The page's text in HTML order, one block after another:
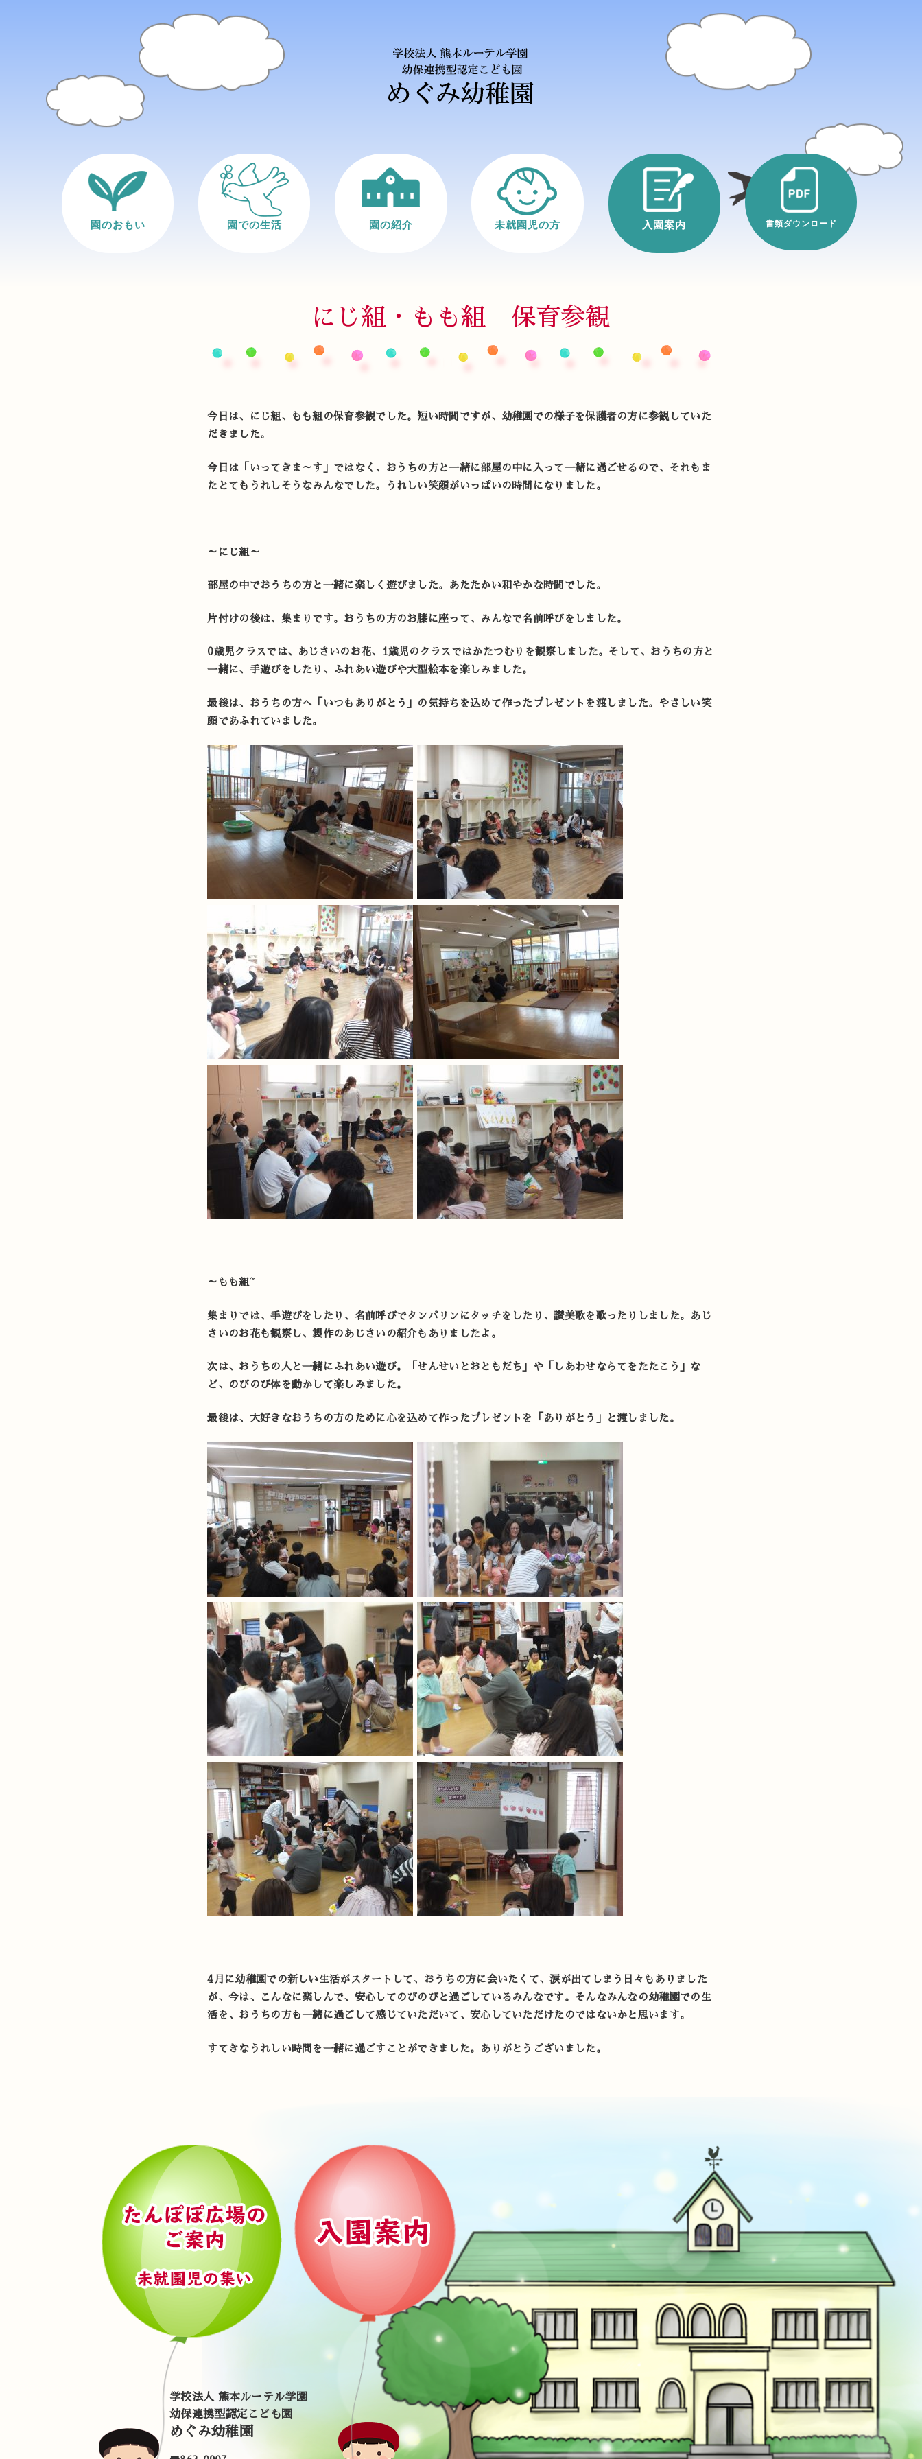
園のおもい 園での生活 園の紹介 未就園児の方 入園案内 書類ダウンロード
にじ組・もも組 保育参観
今日は、にじ組、もも組の保育参観でした。短い時間ですが、幼稚園での様子を保護者の方に参観していた
だきました。
今日は「いってきま～す」ではなく、おうちの方と一緒に部屋の中に入って一緒に過ごせるので、それもま
たとてもうれしそうなみんなでした。うれしい笑顔がいっぱいの時間になりました。
～にじ組～
部屋の中でおうちの方と一緒に楽しく遊びました。あたたかい和やかな時間でした。
片付けの後は、集まりです。おうちの方のお膝に座って、みんなで名前呼びをしました。
0歳児クラスでは、あじさいのお花、1歳児のクラスではかたつむりを観察しました。そして、おうちの方と
一緒に、手遊びをしたり、ふれあい遊びや大型絵本を楽しみました。
最後は、おうちの方へ「いつもありがとう」の気持ちを込めて作ったプレゼントを渡しました。やさしい笑
顔であふれていました。
～もも組~
集まりでは、手遊びをしたり、名前呼びでタンバリンにタッチをしたり、讃美歌を歌ったりしました。あじ
さいのお花も観察し、製作のあじさいの紹介もありましたよ。
次は、おうちの人と一緒にふれあい遊び。「せんせいとおともだち」や「しあわせならてをたたこう」な
ど、のびのび体を動かして楽しみました。
最後は、大好きなおうちの方のために心を込めて作ったプレゼントを「ありがとう」と渡しました。
4月に幼稚園での新しい生活がスタートして、おうちの方に会いたくて、涙が出てしまう日々もありました
が、今は、こんなに楽しんで、安心してのびのびと過ごしているみんなです。そんなみんなの幼稚園での生
活を、おうちの方も一緒に過ごして感じていただいて、安心していただけたのではないかと思います。
すてきなうれしい時間を一緒に過ごすことができました。ありがとうございました。
学校法人 熊本ルーテル学園
幼保連携型認定こども園
めぐみ幼稚園